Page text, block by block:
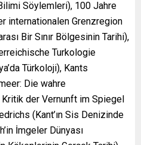
Söylemleri), 100 Jahre
internationalen Grenzregion
Bir Sınır Bölgesinin Tarihi),
Turkologie
Türkoloji), Kants
Die wahre
der Vernunft im Spiegel
(Kant’ın Sis Denizinde
İmgeler Dünyası